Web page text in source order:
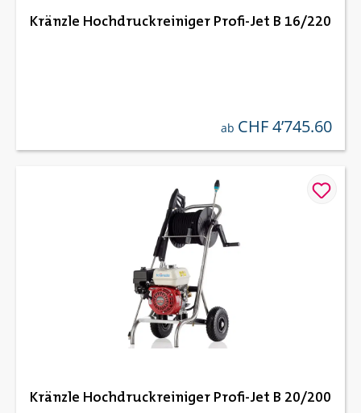
Kränzle Hochdruckreiniger Profi-Jet B 16/220
regulärer preis:
ab CHF 4’745.60
Kränzle Hochdruckreiniger Profi-Jet B 20/200